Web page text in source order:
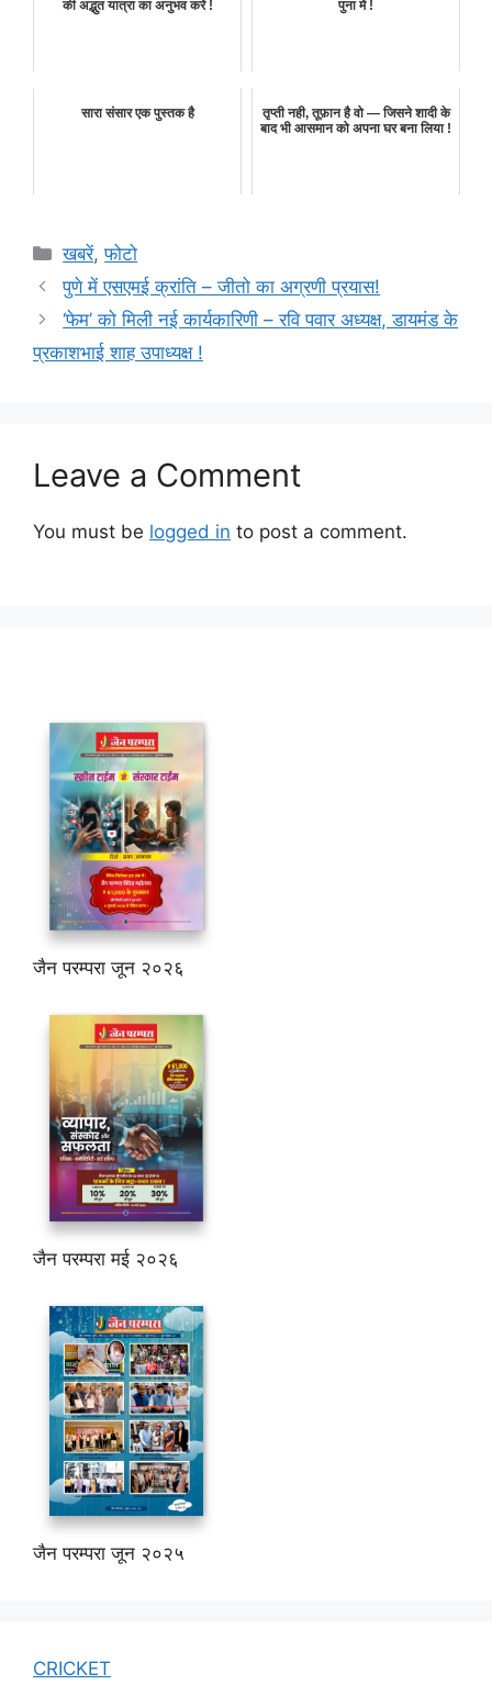
की अद्भुत यात्रा का अनुभव करें ! पुना में !
सारा संसार एक पुस्तक है
तृप्ती नही, तूफ़ान है वो — जिसने शादी के
बाद भी आसमान को अपना घर बना लिया !
Categories
खबरें,फोटो
पुणे में एसएमई क्रांति – जीतो का अग्रणी प्रयास!
‘फेम’ को मिली नई कार्यकारिणी – रवि पवार अध्यक्ष, डायमंड के
प्रकाशभाई शाह उपाध्यक्ष !
Leave a Comment
You must be logged in to post a comment.
जैन परम्परा जून २०२६
जैन परम्परा मई २०२६
जैन परम्परा जून २०२५
CRICKET